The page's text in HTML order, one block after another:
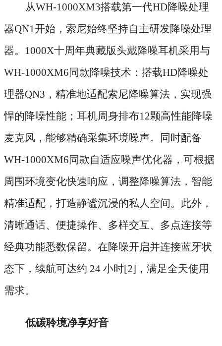
从WH-1000XM3搭载第一代HD降噪处理
器QN1开始，索尼始终坚持自主研发降噪处理
器。1000X十周年典藏版头戴降噪耳机采用与
WH-1000XM6同款降噪技术：搭载HD降噪处
理器QN3，精准地适配索尼降噪算法，实现强
悍的降噪性能；耳机周身排布12颗高性能降噪
麦克风，能够精确采集环境噪声。同时配备
WH-1000XM6同款自适应噪声优化器，可根据
周围环境变化快速响应，调整降噪算法，智能
精准适配，打造静谧沉浸的私人空间。此外，
清晰通话、便捷操作、多样交互、多点连接等
经典功能悉数保留。在降噪开启并连接蓝牙状
态下，续航可达约 24 小时[2]，满足全天使用
需求。
低碳聆境净享好音